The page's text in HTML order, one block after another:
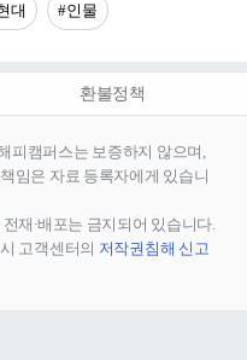
대 #인물
환불정책
피캠퍼스는 보증하지 않으며,
임은 자료 등록자에게 있습니
재∙배포는 금지되어 있습니다.
고객센터의 저작권침해 신고